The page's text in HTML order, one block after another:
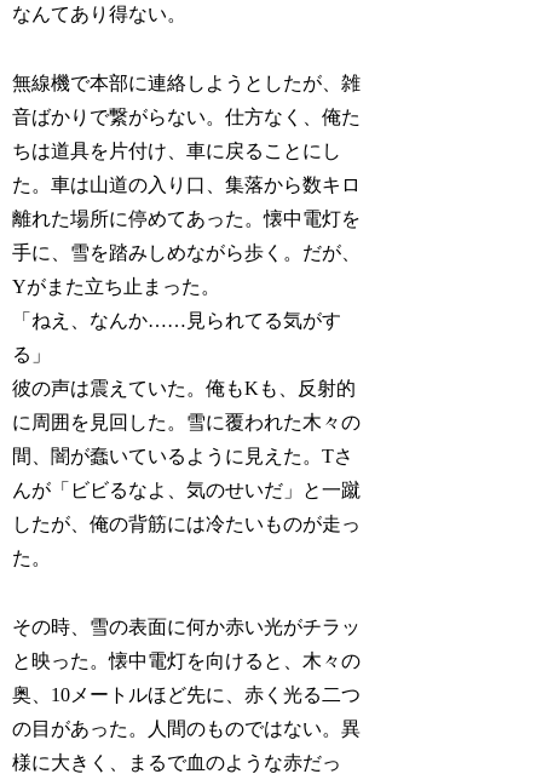
なんてあり得ない。
無線機で本部に連絡しようとしたが、雑
音ばかりで繋がらない。仕方なく、俺た
ちは道具を片付け、車に戻ることにし
た。車は山道の入り口、集落から数キロ
離れた場所に停めてあった。懐中電灯を
手に、雪を踏みしめながら歩く。だが、
Yがまた立ち止まった。
「ねえ、なんか……見られてる気がす
る」
彼の声は震えていた。俺もKも、反射的
に周囲を見回した。雪に覆われた木々の
間、闇が蠢いているように見えた。Tさ
んが「ビビるなよ、気のせいだ」と一蹴
したが、俺の背筋には冷たいものが走っ
た。
その時、雪の表面に何か赤い光がチラッ
と映った。懐中電灯を向けると、木々の
奥、10メートルほど先に、赤く光る二つ
の目があった。人間のものではない。異
様に大きく、まるで血のような赤だっ